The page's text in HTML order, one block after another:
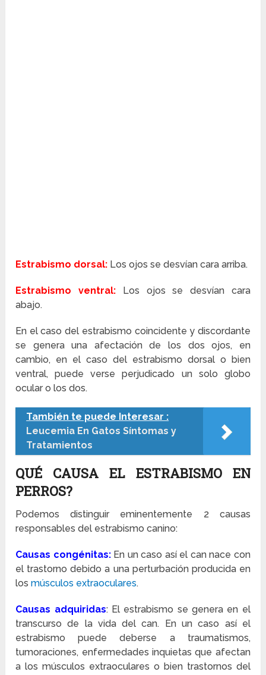
Estrabismo dorsal: Los ojos se desvían cara arriba.
Estrabismo ventral:Los ojos se desvían cara
abajo.
En el caso del estrabismo coincidente y discordante
se genera una afectación de los dos ojos, en
cambio, en el caso del estrabismo dorsal o bien
ventral, puede verse perjudicado un solo globo
ocular o los dos.
También te puede Interesar :
Leucemia En Gatos Síntomas y
Tratamientos
QUÉ CAUSA EL ESTRABISMO EN
PERROS?
Podemos distinguir eminentemente 2 causas
responsables del estrabismo canino:
Causas congénitas:En un caso así el can nace con
el trastorno debido a una perturbación producida en
losmúsculos extraoculares.
Causas adquiridas: El estrabismo se genera en el
transcurso de la vida del can. En un caso así el
estrabismo puede deberse a traumatismos,
tumoraciones, enfermedades inquietas que afectan
a los músculos extraoculares o bien trastornos del